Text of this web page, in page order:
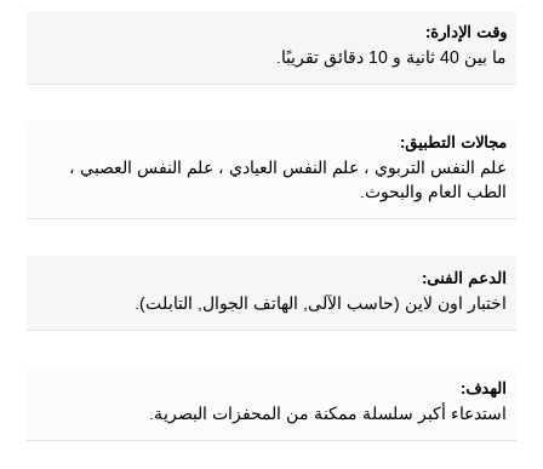
وقت الإدارة:
ما بين 40 ثانية و 10 دقائق تقريبًا.
مجالات التطبيق:
علم النفس التربوي ، علم النفس العيادي ، علم النفس العصبي ،
الطب العام والبحوث.
الدعم الفنى:
اختبار اون لاين (حاسب الآلى, الهاتف الجوال, التابلت).
الهدف:
استدعاء أكبر سلسلة ممكنة من المحفزات البصرية.